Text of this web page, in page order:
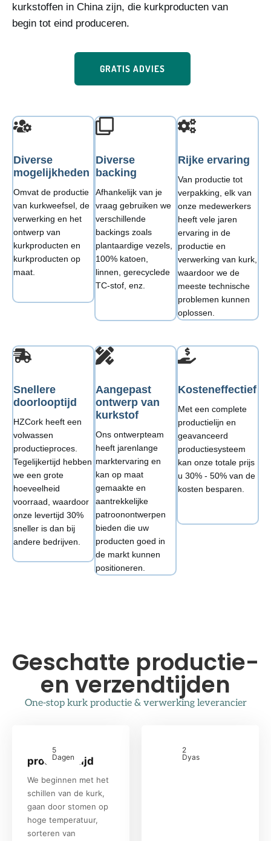
kurkstoffen in China zijn, die kurkproducten van
begin tot eind produceren.
GRATIS ADVIES
Diverse
mogelijkheden
Omvat de productie
van kurkweefsel, de
verwerking en het
ontwerp van
kurkproducten en
kurkproducten op
maat.
Diverse
backing
Afhankelijk van je
vraag gebruiken we
verschillende
backings zoals
plantaardige vezels,
100% katoen,
linnen, gerecyclede
TC-stof, enz.
Rijke ervaring
Van productie tot
verpakking, elk van
onze medewerkers
heeft vele jaren
ervaring in de
productie en
verwerking van kurk,
waardoor we de
meeste technische
problemen kunnen
oplossen.
Snellere
doorlooptijd
HZCork heeft een
volwassen
productieproces.
Tegelijkertijd hebben
we een grote
hoeveelheid
voorraad, waardoor
onze levertijd 30%
sneller is dan bij
andere bedrijven.
Aangepast
ontwerp van
kurkstof
Ons ontwerpteam
heeft jarenlange
marktervaring en
kan op maat
gemaakte en
aantrekkelijke
patroonontwerpen
bieden die uw
producten goed in
de markt kunnen
positioneren.
Kosteneffectief
Met een complete
productielijn en
geavanceerd
productiesysteem
kan onze totale prijs
u 30% - 50% van de
kosten besparen.
Geschatte productie-
en verzendtijden
One-stop kurk productie & verwerking leverancier
5
Dagen
productietijd
We beginnen met het
schillen van de kurk,
gaan door stomen op
hoge temperatuur,
sorteren van
2
Dyas